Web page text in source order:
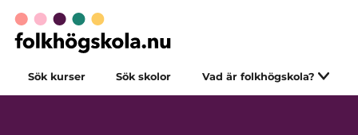
Sök kurser Sök skolor Vad är folkhögskola?